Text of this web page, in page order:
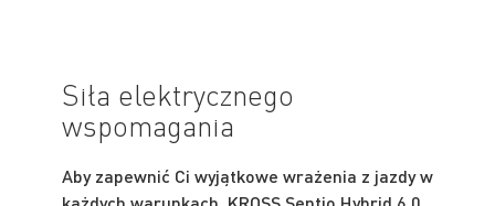
Siła elektrycznego
wspomagania
Aby zapewnić Ci wyjątkowe wrażenia z jazdy w